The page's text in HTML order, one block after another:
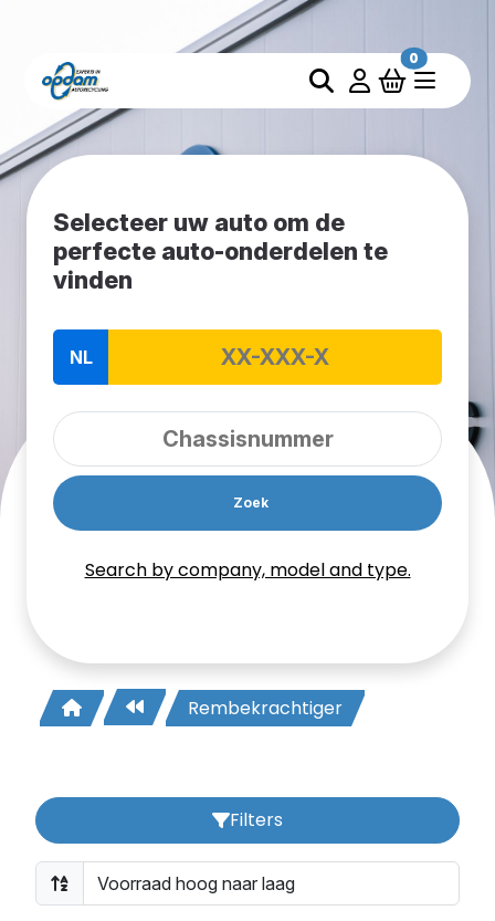
0
Selecteer uw auto om de
perfecte auto-onderdelen te
vinden
NL
Zoek
Search by company, model and type.
Rembekrachtiger
Filters